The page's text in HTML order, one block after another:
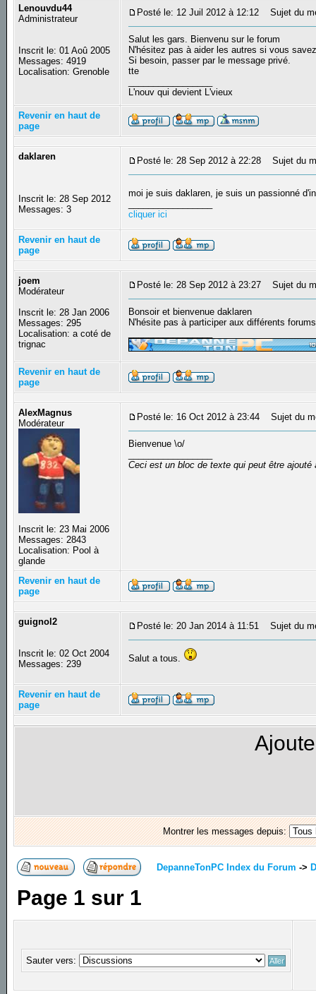
Lenouvdu44
Administrateur
Inscrit le: 01 Aoû 2005
Messages: 4919
Localisation: Grenoble
Posté le: 12 Juil 2012 à 12:12 Sujet du
Salut les gars. Bienvenu sur le forum
N'hésitez pas à aider les autres si vous
Si besoin, passer par le message privé.
tte
L'nouv qui devient L'vieux
Revenir en haut de
page
daklaren
Inscrit le: 28 Sep 2012
Messages: 3
Posté le: 28 Sep 2012 à 22:28 Sujet du
moi je suis daklaren, je suis un passionné
cliquer ici
Revenir en haut de
page
joem
Modérateur
Inscrit le: 28 Jan 2006
Messages: 295
Localisation: a coté de
trignac
Posté le: 28 Sep 2012 à 23:27 Sujet du
Bonsoir et bienvenue daklaren
N'hésite pas à participer aux différents
Revenir en haut de
page
AlexMagnus
Modérateur
Inscrit le: 23 Mai 2006
Messages: 2843
Localisation: Pool à
glande
Posté le: 16 Oct 2012 à 23:44 Sujet du
Bienvenue \o/
Ceci est un bloc de texte qui peut être
Revenir en haut de
page
guignol2
Inscrit le: 02 Oct 2004
Messages: 239
Posté le: 20 Jan 2014 à 11:51 Sujet du
Salut a tous.
Revenir en haut de
page
Montrer les messages depuis:
DepanneTonPC Index du Forum ->
Page 1 sur 1
Sauter vers: